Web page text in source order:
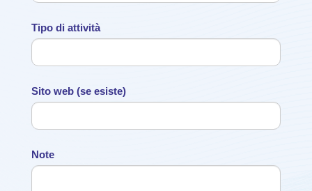
Tipo di attività
Sito web (se esiste)
Note